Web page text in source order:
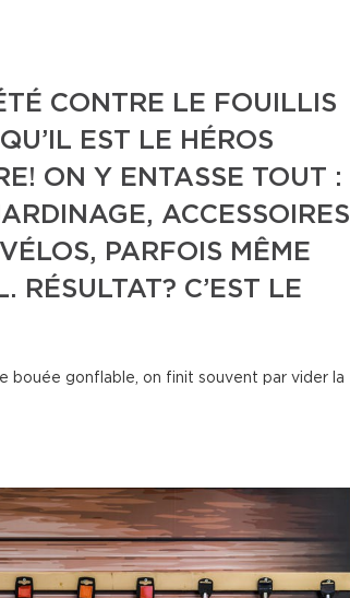
CONTRE LE FOUILLIS
EST LE HÉROS
ON Y ENTASSE TOUT :
ACCESSOIRES
PARFOIS MÊME
RÉSULTAT? C’EST LE
bouée gonflable, on finit souvent par vider la